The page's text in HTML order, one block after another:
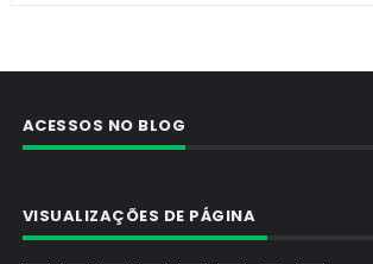
ACESSOS NO BLOG
VISUALIZAÇÕES DE PÁGINA